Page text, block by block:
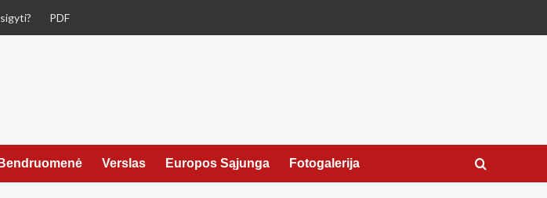
PDF
Bendruomenė Verslas Europos Sąjunga Fotogalerija